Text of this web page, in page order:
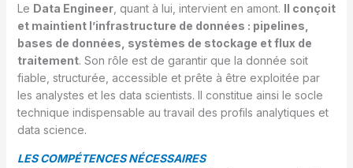
Le Data Engineer, quant à lui, intervient en amont. Il conçoit
et maintient l’infrastructure de données : pipelines,
bases de données, systèmes de stockage et flux de
traitement. Son rôle est de garantir que la donnée soit
fiable, structurée, accessible et prête à être exploitée par
les analystes et les data scientists. Il constitue ainsi le socle
technique indispensable au travail des profils analytiques et
data science.
LES COMPÉTENCES NÉCESSAIRES